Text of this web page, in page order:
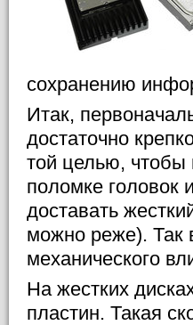
сохранению
Итак,
достаточно
той целью, чтобы
поломке головок
доставать
можно реже). Так
механического
На жестких
пластин. Такая